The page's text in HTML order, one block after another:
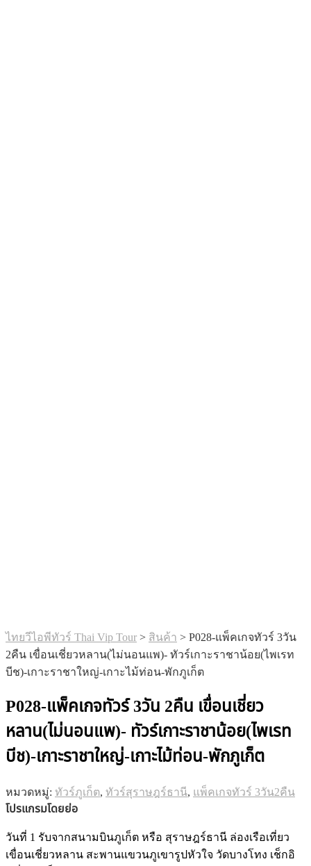
ไทยวีไอพีทัวร์ Thai Vip Tour > สินค้า > P028-แพ็คเกจทัวร์ 3วัน
2คืน เขื่อนเชี่ยวหลาน(ไม่นอนแพ)- ทัวร์เกาะราชาน้อย(ไพเรท
บีช)-เกาะราชาใหญ่-เกาะไม้ท่อน-พักภูเก็ต
P028-แพ็คเกจทัวร์ 3วัน 2คืน เขื่อนเชี่ยว
หลาน(ไม่นอนแพ)- ทัวร์เกาะราชาน้อย(ไพเรท
บีช)-เกาะราชาใหญ่-เกาะไม้ท่อน-พักภูเก็ต
หมวดหมู่: ทัวร์ภูเก็ต, ทัวร์สุราษฎร์ธานี, แพ็คเกจทัวร์ 3วัน2คืน
โปรแกรมโดยย่อ
วันที่ 1 รับจากสนามบินภูเก็ต หรือ สุราษฎร์ธานี ล่องเรือเที่ยว
เขื่อนเชี่ยวหลาน สะพานแขวนภูเขารูปหัวใจ วัดบางโทง เช็กอิ